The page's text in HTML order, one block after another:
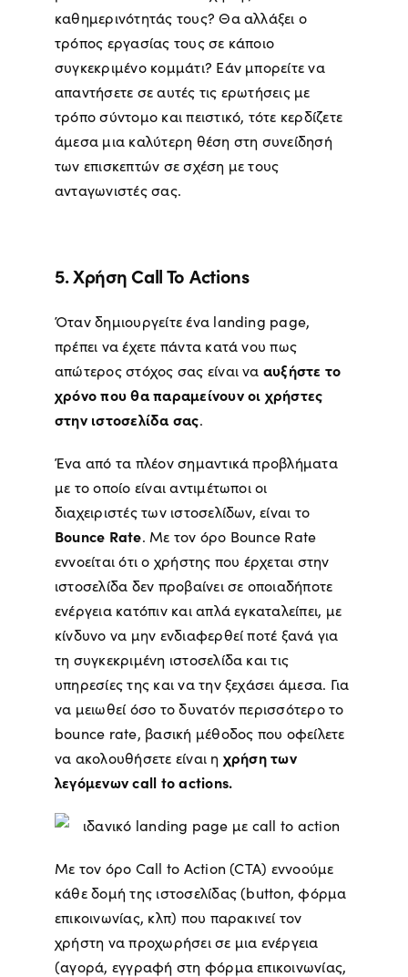
καθημερινότητάς τους? Θα αλλάξει ο
τρόπος εργασίας τους σε κάποιο
συγκεκριμένο κομμάτι? Εάν μπορείτε να
απαντήσετε σε αυτές τις ερωτήσεις με
τρόπο σύντομο και πειστικό, τότε κερδίζετε
άμεσα μια καλύτερη θέση στη συνείδησή
των επισκεπτών σε σχέση με τους
ανταγωνιστές σας.
5. Χρήση Call To Actions
Όταν δημιουργείτε ένα landing page,
πρέπει να έχετε πάντα κατά νου πως
απώτερος στόχος σας είναι να αυξήστε το
χρόνο που θα παραμείνουν οι χρήστες
στην ιστοσελίδα σας.
Ένα από τα πλέον σημαντικά προβλήματα
με το οποίο είναι αντιμέτωποι οι
διαχειριστές των ιστοσελίδων, είναι το
Bounce Rate. Με τον όρο Bounce Rate
εννοείται ότι ο χρήστης που έρχεται στην
ιστοσελίδα δεν προβαίνει σε οποιαδήποτε
ενέργεια κατόπιν και απλά εγκαταλείπει, με
κίνδυνο να μην ενδιαφερθεί ποτέ ξανά για
τη συγκεκριμένη ιστοσελίδα και τις
υπηρεσίες της και να την ξεχάσει άμεσα. Για
να μειωθεί όσο το δυνατόν περισσότερο το
bounce rate, βασική μέθοδος που οφείλετε
να ακολουθήσετε είναι η χρήση των
λεγόμενων call to actions.
Με τον όρο Call to Action (CTA) εννοούμε
κάθε δομή της ιστοσελίδας (button, φόρμα
επικοινωνίας, κλπ) που παρακινεί τον
χρήστη να προχωρήσει σε μια ενέργεια
(αγορά, εγγραφή στη φόρμα επικοινωνίας,